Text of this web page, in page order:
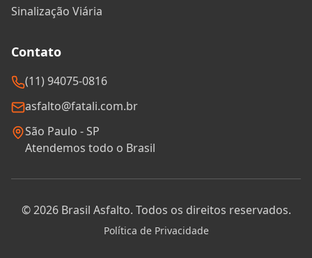
Sinalização Viária
Contato
(11) 94075-0816
asfalto@fatali.com.br
São Paulo - SP
Atendemos todo o Brasil
©2026Brasil Asfalto. Todos os direitos reservados.
Política de Privacidade